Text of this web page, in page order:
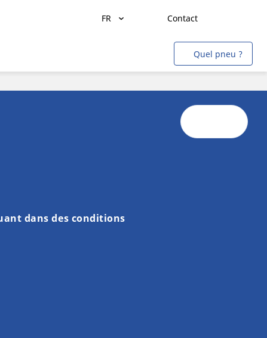
FR Contact
Transport de marchandises
Transport de personnes
Construction & Industrie
Auto & SUV
Quel pneu ?
dans des conditions